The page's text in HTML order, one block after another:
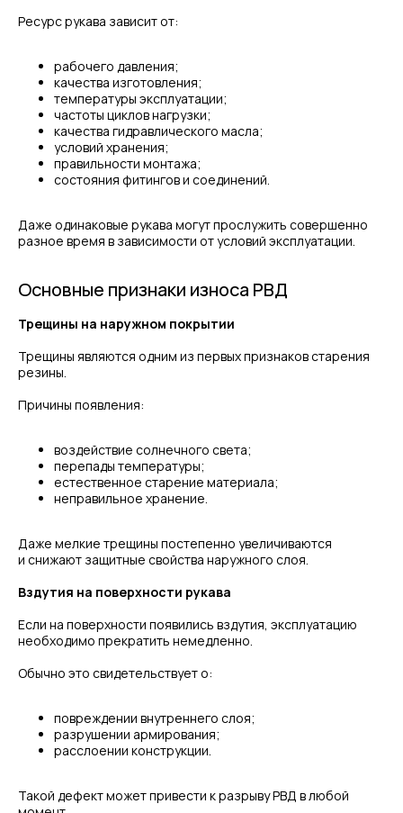
Ресурс рукава зависит от:
рабочего давления;
качества изготовления;
температуры эксплуатации;
частоты циклов нагрузки;
качества гидравлического масла;
условий хранения;
правильности монтажа;
состояния фитингов и соединений.
Даже одинаковые рукава могут прослужить совершенно
разное время в зависимости от условий эксплуатации.
Основные признаки износа РВД
Трещины на наружном покрытии
Трещины являются одним из первых признаков старения
резины.
Причины появления:
воздействие солнечного света;
перепады температуры;
естественное старение материала;
неправильное хранение.
Даже мелкие трещины постепенно увеличиваются
и снижают защитные свойства наружного слоя.
Вздутия на поверхности рукава
Если на поверхности появились вздутия, эксплуатацию
необходимо прекратить немедленно.
Обычно это свидетельствует о:
повреждении внутреннего слоя;
разрушении армирования;
расслоении конструкции.
Такой дефект может привести к разрыву РВД в любой